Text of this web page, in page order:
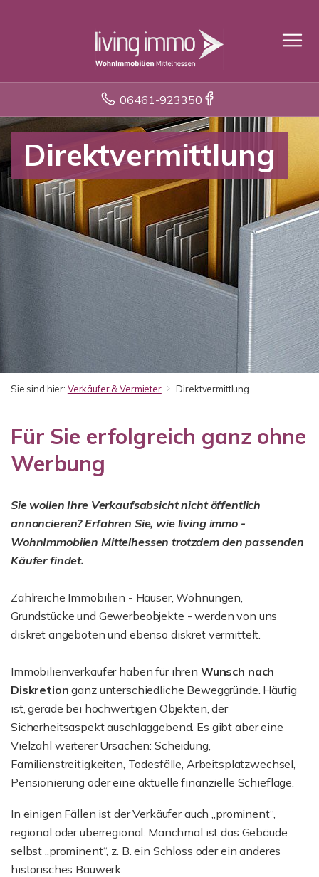
06461-923350
Direktvermittlung
Sie sind hier: Verkäufer & Vermieter Direktvermittlung
Für Sie erfolgreich ganz ohne
Werbung
Sie wollen Ihre Verkaufsabsicht nicht öffentlich
annoncieren? Erfahren Sie, wie living immo -
WohnImmobiien Mittelhessen trotzdem den passenden
Käufer findet.
Zahlreiche Immobilien - Häuser, Wohnungen,
Grundstücke und Gewerbeobjekte - werden von uns
diskret angeboten und ebenso diskret vermittelt.
Immobilienverkäufer haben für ihren Wunsch nach
Diskretion ganz unterschiedliche Beweggründe. Häufig
ist, gerade bei hochwertigen Objekten, der
Sicherheitsaspekt auschlaggebend. Es gibt aber eine
Vielzahl weiterer Ursachen: Scheidung,
Familienstreitigkeiten, Todesfälle, Arbeitsplatzwechsel,
Pensionierung oder eine aktuelle finanzielle Schieflage.
In einigen Fällen ist der Verkäufer auch „prominent“,
regional oder überregional. Manchmal ist das Gebäude
selbst „prominent“, z. B. ein Schloss oder ein anderes
historisches Bauwerk.